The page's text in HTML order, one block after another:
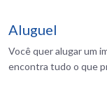
Aluguel
Você quer alugar um
encontra tudo o que